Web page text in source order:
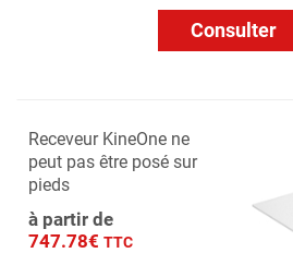
Consulter
Receveur KineOne ne
peut pas être posé sur
pieds
à partir de
747.78€ TTC